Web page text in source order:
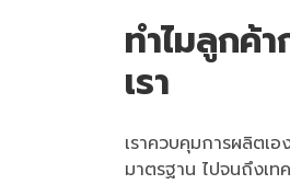
ทำไมลูกค้
เรา
เราควบคุมการผลิตเ
มาตรฐาน ไปจนถึงเท